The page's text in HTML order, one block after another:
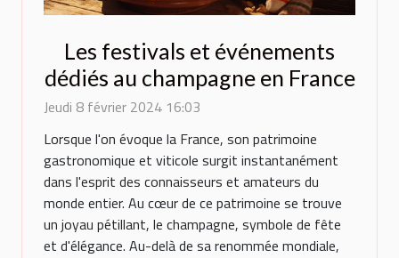
Les festivals et événements
dédiés au champagne en France
Jeudi 8 février 2024 16:03
Lorsque l'on évoque la France, son patrimoine
gastronomique et viticole surgit instantanément
dans l'esprit des connaisseurs et amateurs du
monde entier. Au cœur de ce patrimoine se trouve
un joyau pétillant, le champagne, symbole de fête
et d'élégance. Au-delà de sa renommée mondiale,